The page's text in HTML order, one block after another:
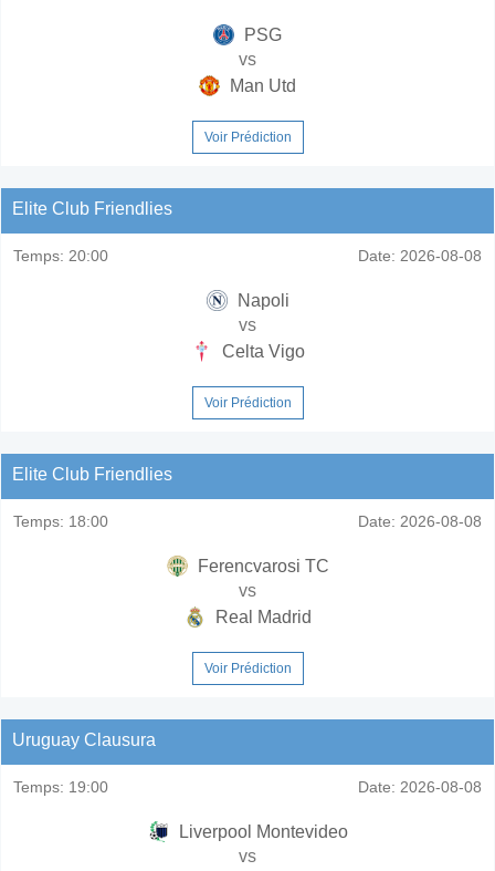
PSG
vs
Man Utd
Voir Prédiction
Elite Club Friendlies
Temps: 20:00 Date: 2026-08-08
Napoli
vs
Celta Vigo
Voir Prédiction
Elite Club Friendlies
Temps: 18:00 Date: 2026-08-08
Ferencvarosi TC
vs
Real Madrid
Voir Prédiction
Uruguay Clausura
Temps: 19:00 Date: 2026-08-08
Liverpool Montevideo
vs